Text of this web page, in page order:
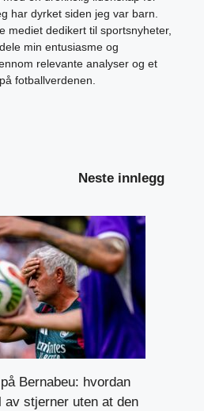
har dyrket siden jeg var barn.
mediet dedikert til sportsnyheter,
min entusiasme og
relevante analyser og et
fotballverdenen.
Neste innlegg
Bernabeu: hvordan
av stjerner uten at den